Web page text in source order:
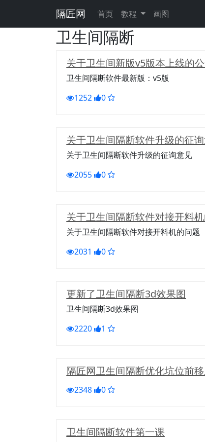
隔匠网 首页 教程 画图
卫生间隔断
关于卫生间新版v5版本上线的
卫生间隔断软件最新版：v5版
1252
0
关于卫生间隔断软件升级的征
关于卫生间隔断软件升级的征询意见
2055
0
关于卫生间隔断软件对接开料
关于卫生间隔断软件对接开料机的问题
2031
0
更新了卫生间隔断3d效果图
卫生间隔断3d效果图
2220
1
隔匠网卫生间隔断优化坑位前
2348 0
卫生间隔断软件第一课